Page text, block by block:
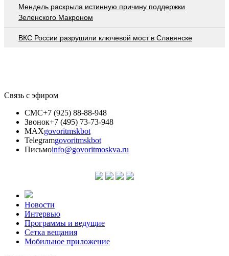
Мендель раскрыла истинную причину поддержки
Зеленского Макроном
ВКС России разрушили ключевой мост в Славянске
Связь с эфиром
СМС+7 (925) 88-88-948
Звонок+7 (495) 73-73-948
MAXgovoritmskbot
Telegramgovoritmskbot
Письмоinfo@govoritmoskva.ru
Новости
Интервью
Программы и ведущие
Сетка вещания
Мобильное приложение